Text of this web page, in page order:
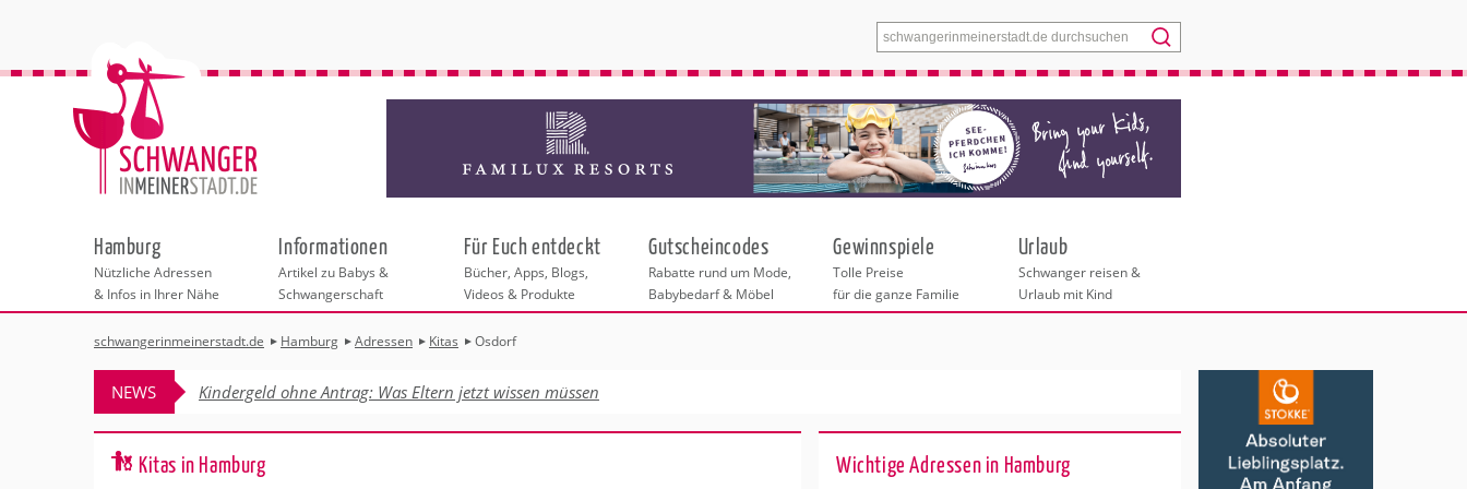
Menü
Hamburg
Nützliche Adressen
& Infos in Ihrer Nähe
Städteauswahl
Adressen
Hebammen
Geburtshäuser
Frauenärzte
Behördengänge &
Checklisten
Beratungsstellen
Kinderwunschzentren in Hamburg
Schwangerschaftskurse
Erste Hilfe & Beratung
Rückbildung
Shopping
Wellness & Gesundheit
Fotografie & Dienstleistungen
Informationen
Artikel zu Babys &
Schwangerschaft
Für Euch entdeckt
Bücher, Apps, Blogs,
Videos & Produkte
Gutscheincodes
Rabatte rund um Mode,
Babybedarf & Möbel
Gewinnspiele
Tolle Preise
für die ganze Familie
Urlaub
Schwanger reisen &
Urlaub mit Kind
schwangerinmeinerstadt.de Hamburg Adressen Kitas Osdorf
NEWS Kindergeld ohne Antrag: Was Eltern jetzt wissen müssen
Kitas in Hamburg Wichtige Adressen in Hamburg